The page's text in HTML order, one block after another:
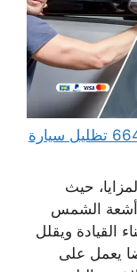
تظليل سيارات متنقل الكويت 66400552 تظليل سيارة
حيث
أشعة الشمس
القيادة ويقلل
يعمل على